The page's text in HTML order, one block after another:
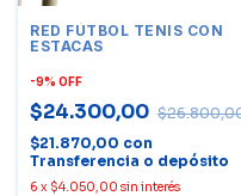
RED FÚTBOL TENIS CON
ESTACAS
-9% OFF
$24.300,00
$21.870,00 con
Transferencia o depósito
6 x $4.050,00 sin interés